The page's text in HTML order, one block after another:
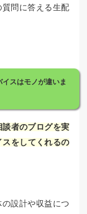
問に答える生配
スはモノが違いま
談者のブログを実
スをしてくれるの
設計や収益につ